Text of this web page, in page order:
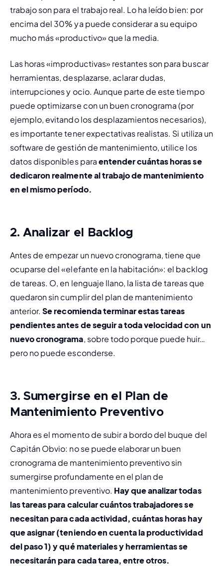
trabajo son para el trabajo real. Lo ha leído bien: por
encima del 30% ya puede considerar a su equipo
mucho más «productivo» que la media.
Las horas «improductivas» restantes son para buscar
herramientas, desplazarse, aclarar dudas,
interrupciones y ocio. Aunque parte de este tiempo
puede optimizarse con un buen cronograma (por
ejemplo, evitando los desplazamientos necesarios),
es importante tener expectativas realistas. Si utiliza un
software de gestión de mantenimiento, utilice los
datos disponibles para entender cuántas horas se
dedicaron realmente al trabajo de mantenimiento
en el mismo período.
2. Analizar el Backlog
Antes de empezar un nuevo cronograma, tiene que
ocuparse del «elefante en la habitación»: el backlog
de tareas. O, en lenguaje llano, la lista de tareas que
quedaron sin cumplir del plan de mantenimiento
anterior. Se recomienda terminar estas tareas
pendientes antes de seguir a toda velocidad con un
nuevo cronograma, sobre todo porque puede huir…
pero no puede esconderse.
3. Sumergirse en el Plan de
Mantenimiento Preventivo
Ahora es el momento de subir a bordo del buque del
Capitán Obvio: no se puede elaborar un buen
cronograma de mantenimiento preventivo sin
sumergirse profundamente en el plan de
mantenimiento preventivo. Hay que analizar todas
las tareas para calcular cuántos trabajadores se
necesitan para cada actividad, cuántas horas hay
que asignar (teniendo en cuenta la productividad
del paso 1) y qué materiales y herramientas se
necesitarán para cada tarea, entre otros.